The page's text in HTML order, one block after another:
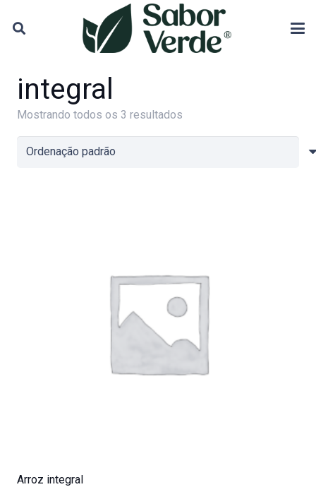
integral
Mostrando todos os 3 resultados
Arroz integral